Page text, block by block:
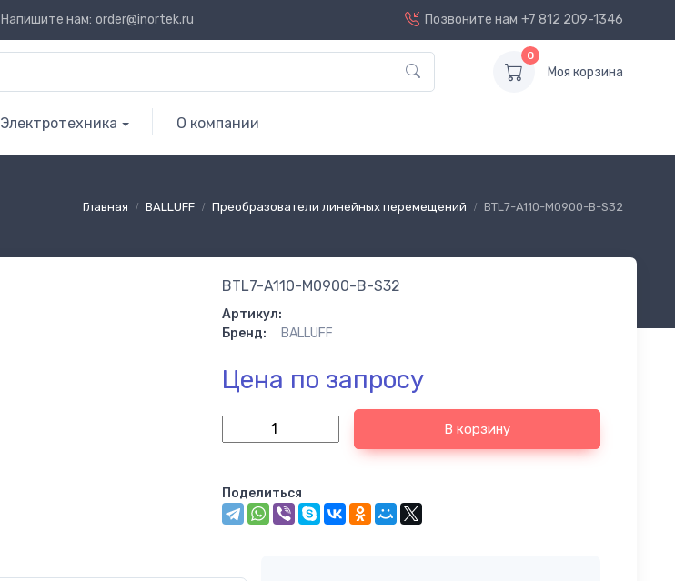
Напишите нам: order@inortek.ru Позвоните нам +7 812 209-1346
0
Моя корзина
Электротехника О компании
Главная BALLUFF Преобразователи линейных перемещений BTL7-A110-M0900-B-S32
BTL7-A110-M0900-B-S32
Артикул:
Бренд:
BALLUFF
Цена по запросу
В корзину
Поделиться